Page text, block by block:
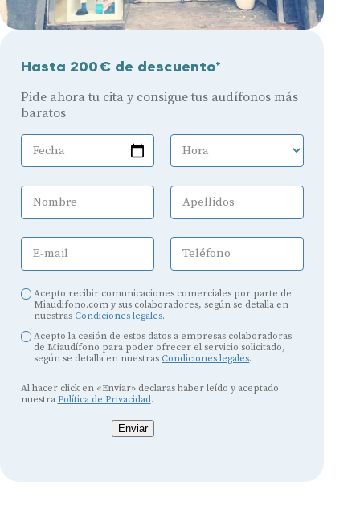
Hasta 200€ de descuento*
Pide ahora tu cita y consigue tus audífonos más
baratos
Fecha Hora
Nombre Apellidos
E-mail Teléfono
Acepto recibir comunicaciones comerciales por parte de
Miaudifono.com y sus colaboradores, según se detalla en
nuestras Condiciones legales.
Acepto la cesión de estos datos a empresas colaboradoras
de Miaudífono para poder ofrecer el servicio solicitado,
según se detalla en nuestras Condiciones legales.
Al hacer click en «Enviar» declaras haber leído y aceptado
nuestra Política de Privacidad.
Enviar